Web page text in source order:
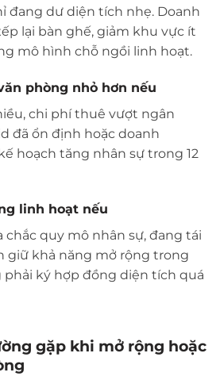
đang dư diện tích nhẹ. Doanh
lại bàn ghế, giảm khu vực ít
mô hình chỗ ngồi linh hoạt.
phòng nhỏ hơn nếu
chi phí thuê vượt ngân
đã ổn định hoặc doanh
hoạch tăng nhân sự trong 12
linh hoạt nếu
quy mô nhân sự, đang tái
giữ khả năng mở rộng trong
ký hợp đồng diện tích quá
gặp khi mở rộng hoặc